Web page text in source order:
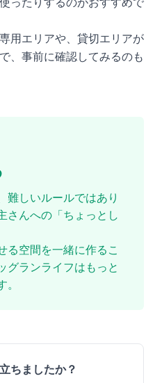
用エリアや、貸切エリアが
、事前に確認してみるのも
難しいルールではあり
さんへの「ちょっとし
る空間を一緒に作るこ
グランライフはもっと
ちましたか？